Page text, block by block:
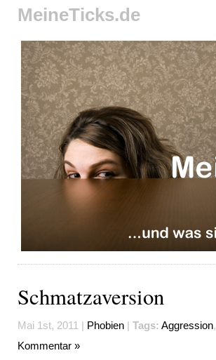
MeineTicks.de
Schmatzaversion
Mai 1st, 2011 | Phobien | Tags: Aggression,
Kommentar »